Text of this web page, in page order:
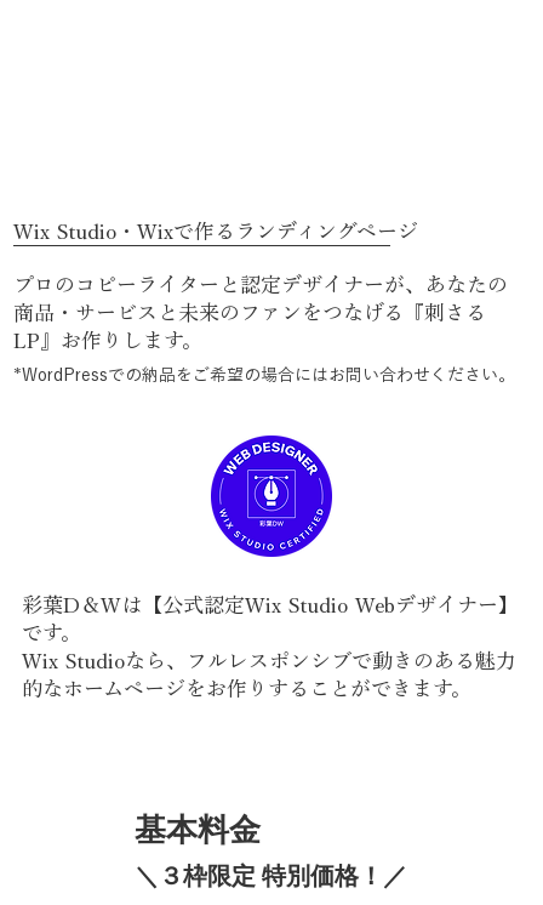
Wix Studio・Wixで作るランディングページ
プロのコピーライターと認定デザイナーが、あなたの
商品・サービスと未来のファンをつなげる『刺さる
LP』お作りします。
*WordPressでの納品をご希望の場合にはお問い合わせください。
彩葉D＆Wは【公式認定Wix Studio Webデザイナー】
です。
Wix Studioなら、フルレスポンシブで動きのある魅力
的なホームページをお作りすることができます。
基本料金
＼ ３枠限定 特別価格！ ／